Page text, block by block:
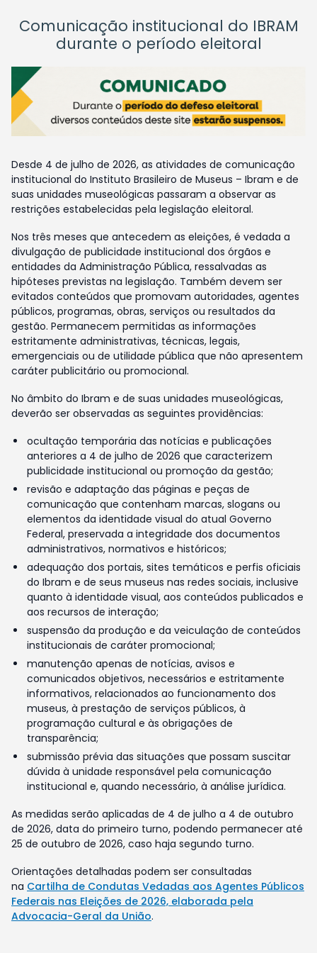
Comunicação institucional do IBRAM
durante o período eleitoral
Desde 4 de julho de 2026, as atividades de comunicação
institucional do Instituto Brasileiro de Museus – Ibram e de
suas unidades museológicas passaram a observar as
restrições estabelecidas pela legislação eleitoral.
Nos três meses que antecedem as eleições, é vedada a
divulgação de publicidade institucional dos órgãos e
entidades da Administração Pública, ressalvadas as
hipóteses previstas na legislação. Também devem ser
evitados conteúdos que promovam autoridades, agentes
públicos, programas, obras, serviços ou resultados da
gestão. Permanecem permitidas as informações
estritamente administrativas, técnicas, legais,
emergenciais ou de utilidade pública que não apresentem
caráter publicitário ou promocional.
No âmbito do Ibram e de suas unidades museológicas,
deverão ser observadas as seguintes providências:
ocultação temporária das notícias e publicações
anteriores a 4 de julho de 2026 que caracterizem
publicidade institucional ou promoção da gestão;
revisão e adaptação das páginas e peças de
comunicação que contenham marcas, slogans ou
elementos da identidade visual do atual Governo
Federal, preservada a integridade dos documentos
administrativos, normativos e históricos;
adequação dos portais, sites temáticos e perfis oficiais
do Ibram e de seus museus nas redes sociais, inclusive
quanto à identidade visual, aos conteúdos publicados e
aos recursos de interação;
suspensão da produção e da veiculação de conteúdos
institucionais de caráter promocional;
manutenção apenas de notícias, avisos e
comunicados objetivos, necessários e estritamente
informativos, relacionados ao funcionamento dos
museus, à prestação de serviços públicos, à
programação cultural e às obrigações de
transparência;
submissão prévia das situações que possam suscitar
dúvida à unidade responsável pela comunicação
institucional e, quando necessário, à análise jurídica.
As medidas serão aplicadas de 4 de julho a 4 de outubro
de 2026, data do primeiro turno, podendo permanecer até
25 de outubro de 2026, caso haja segundo turno.
Orientações detalhadas podem ser consultadas
na Cartilha de Condutas Vedadas aos Agentes Públicos
Federais nas Eleições de 2026, elaborada pela
Advocacia-Geral da União.